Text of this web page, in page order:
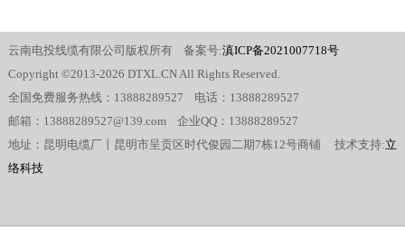
云南电投线缆有限公司版权所有 备案号:滇ICP备2021007718号
Copyright ©2013-2026 DTXL.CN All Rights Reserved.
全国免费服务热线：13888289527 电话：13888289527
邮箱：13888289527@139.com 企业QQ：13888289527
地址：昆明电缆厂丨昆明市呈贡区时代俊园二期7栋12号商铺 技术支持:立
络科技